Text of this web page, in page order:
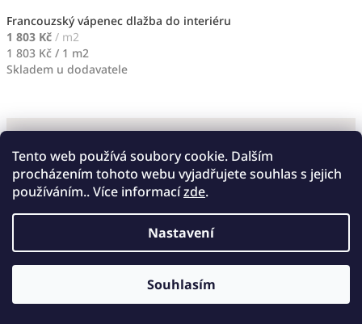
Tento web používá soubory cookie. Dalším
procházením tohoto webu vyjadřujete souhlas s jejich
používáním.. Více informacízde.
Nastavení
Souhlasím
Francouzský vápenec dlažba do interiéru
1 803 Kč / m2
Měrná
cena:
1 803 Kč / 1 m2
Skladem u dodavatele